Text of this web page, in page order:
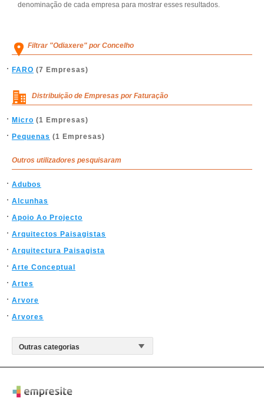
denominação de cada empresa para mostrar esses resultados.
Filtrar "Odiaxere" por Concelho
FARO (7 Empresas)
Distribuição de Empresas por Faturação
Micro (1 Empresas)
Pequenas (1 Empresas)
Outros utilizadores pesquisaram
Adubos
Alcunhas
Apoio Ao Projecto
Arquitectos Paisagistas
Arquitectura Paisagista
Arte Conceptual
Artes
Arvore
Arvores